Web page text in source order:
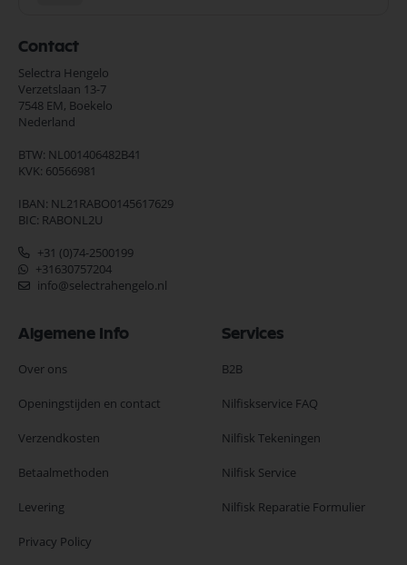
Contact
Selectra Hengelo
Verzetslaan 13-7
7548 EM, Boekelo
Nederland
BTW: NL001406482B41
KVK: 60566981
IBAN: NL21RABO0145617629
BIC: RABONL2U
+31 (0)74-2500199
+31630757204
info@selectrahengelo.nl
Algemene Info
Over ons
Openingstijden en contact
Verzendkosten
Betaalmethoden
Levering
Privacy Policy
Services
B2B
Nilfiskservice FAQ
Nilfisk Tekeningen
Nilfisk Service
Nilfisk Reparatie Formulier